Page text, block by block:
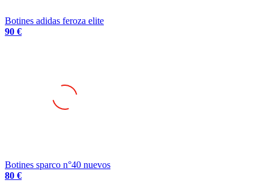
Botines adidas feroza elite
90 €
Botines sparco n°40 nuevos
80 €